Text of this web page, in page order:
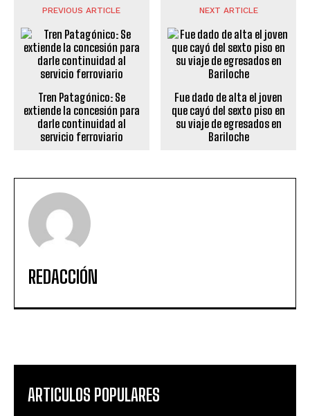
PREVIOUS ARTICLE
Tren Patagónico: Se
extiende la concesión para
darle continuidad al
servicio ferroviario
NEXT ARTICLE
Fue dado de alta el joven
que cayó del sexto piso en
su viaje de egresados en
Bariloche
REDACCIÓN
ARTICULOS POPULARES